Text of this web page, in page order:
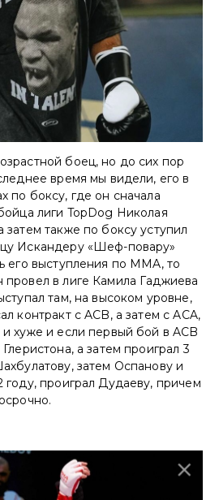
боец, но до сих пор
время мы видели, его в
по боксу, где он сначала
лиги TopDog Николая
также по боксу уступил
Искандеру «Шеф-повару»
его выступления по MMA, то
в лиге Камила Гаджиева
там, на высоком уровне,
контракт с ACB, а затем с ACA,
хуже и если первый бой в ACB
а затем проиграл 3
затем Оспанову и
проиграл Дудаеву, причем